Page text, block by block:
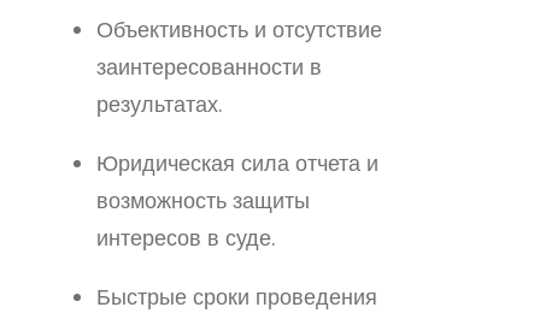
Объективность и отсутствие
заинтересованности в
результатах.
Юридическая сила отчета и
возможность защиты
интересов в суде.
Быстрые сроки проведения